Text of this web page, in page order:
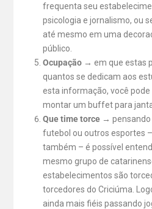
frequenta seu
psicologia e jornalismo, ou
até mesmo em uma
público.
Ocupação → em que estas
quantos se dedicam aos
esta informação, você
montar um buffet para
Que time torce →
futebol ou outros esportes
também – é possível
mesmo grupo de
estabelecimentos são
torcedores do Criciúma.
ainda mais fiéis passando